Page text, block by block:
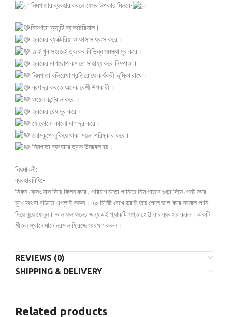
নিমপাতার ব্যবহার করলে যেসব উপকার মিলবে-
নিমপাতা অ্যান্টি ব্যাকটেরিয়াল।
ত্বকের ব্যাক্টেরিয়া ও ফাঙ্গাস ধ্বংস করে।
তাই খুব সহজেই ত্বকের বিভিন্ন সমস্যা দূর করে।
ত্বকের দাগছোপ কমাতে সাহায্য করে নিমপাতা।
নিমপাতা বলিরেখা প্রতিরোধে কার্যকরী ভূমিকা রাখে।
ব্রণ দূর করতে অনেক বেশী উপকারী।
ওয়েল কন্ট্রোল করে ।
ত্বকের রেষ দূর করে।
যে কোনো কালো দাগ দূর করে।
লোমকূপে লুকিয়ে থাকা ময়লা পরিষ্কার করে।
নিমপাতা ব্যবহারে ত্বক উজ্জ্বল হয়।
নিয়মাবলী:
ব্যবহারবিধি:-
স্কিন ফেসওয়াস দিয়ে ক্লিন করে , পরিমাণ মতো পানিতে নিম পাতার গুড়া দিয়ে পেস্ট করে
মুখে অথবা বডিতে এপ্লাই করুন। ২০ মিনিট রেখে ড্রাই হয়ে গেলে ভাল করে নরমাল পানি
দিয়ে ধুয়ে ফেলুন। ভাল ফলাফলের জন্য এই প্যাকটি সপ্তাহে 3 বার ব্যবহার করুন। একটি
শীতল স্থানে মানে নরমাল ফ্রিজে সংরক্ষণ করুন।
REVIEWS (0)
SHIPPING & DELIVERY
Related products